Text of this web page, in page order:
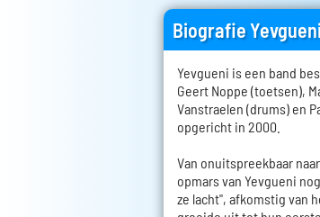
Biografie
Yevgueni is een band
Geert Noppe (toetsen),
Vanstraelen (drums) en
opgericht in 2000.
Van onuitspreekbaar
opmars van Yevgueni
ze lacht", afkomstig van